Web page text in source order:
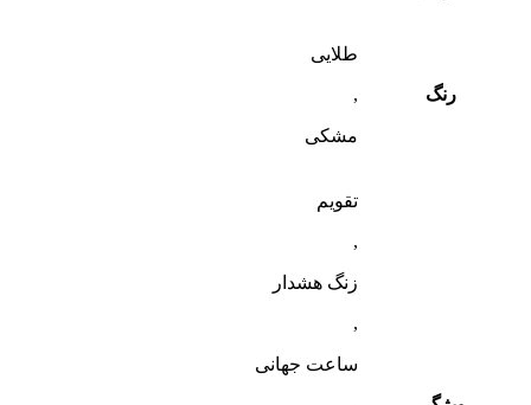
رنگ
طلایی
,
مشکی
تقویم
,
زنگ هشدار
,
ساعت جهانی